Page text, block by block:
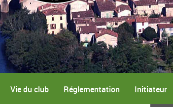
Vie du club Réglementation Initiateur